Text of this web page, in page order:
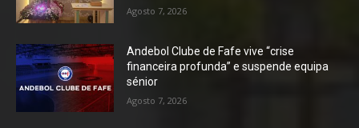
Agosto 7, 2026
Andebol Clube de Fafe vive “crise
financeira profunda” e suspende equipa
sénior
Agosto 7, 2026